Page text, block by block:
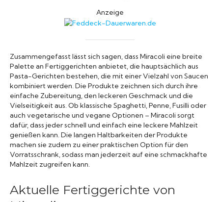
Anzeige
Zusammengefasst lässt sich sagen, dass Miracoli eine breite
Palette an Fertiggerichten anbietet, die hauptsächlich aus
Pasta-Gerichten bestehen, die mit einer Vielzahl von Saucen
kombiniert werden. Die Produkte zeichnen sich durch ihre
einfache Zubereitung, den leckeren Geschmack und die
Vielseitigkeit aus. Ob klassische Spaghetti, Penne, Fusilli oder
auch vegetarische und vegane Optionen – Miracoli sorgt
dafür, dass jeder schnell und einfach eine leckere Mahlzeit
genießen kann. Die langen Haltbarkeiten der Produkte
machen sie zudem zu einer praktischen Option für den
Vorratsschrank, sodass man jederzeit auf eine schmackhafte
Mahlzeit zugreifen kann.
Aktuelle Fertiggerichte von